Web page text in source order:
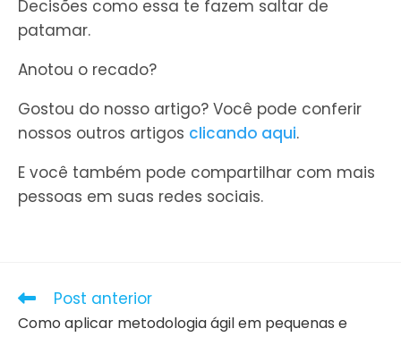
Decisões como essa te fazem saltar de
patamar.
Anotou o recado?
Gostou do nosso artigo? Você pode conferir
nossos outros artigos clicando aqui.
E você também pode compartilhar com mais
pessoas em suas redes sociais.
Leia
artigos
Post anterior
Como aplicar metodologia ágil em pequenas e